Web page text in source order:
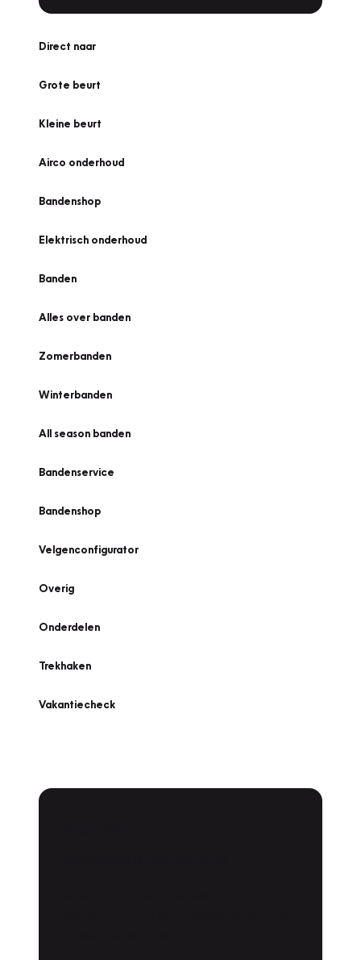
Direct naar
Grote beurt
Kleine beurt
Airco onderhoud
Bandenshop
Elektrisch onderhoud
Banden
Alles over banden
Zomerbanden
Winterbanden
All season banden
Bandenservice
Bandenshop
Velgenconfigurator
Overig
Onderdelen
Trekhaken
Vakantiecheck